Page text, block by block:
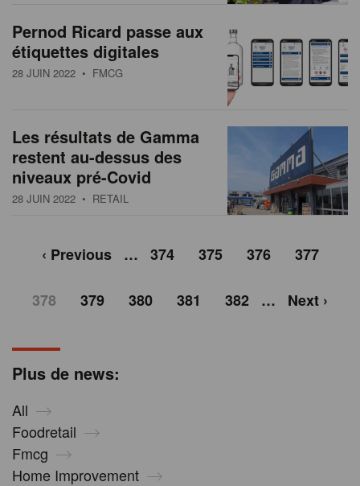
Plus de news:
All
Foodretail
Fmcg
Home Improvement
Pernod Ricard passe aux
étiquettes digitales
28 JUIN 2022 • FMCG
Les résultats de Gamma
restent au-dessus des
niveaux pré-Covid
28 JUIN 2022 • RETAIL
‹ Previous … 374 375 376 377
378 379 380 381 382 … Next ›